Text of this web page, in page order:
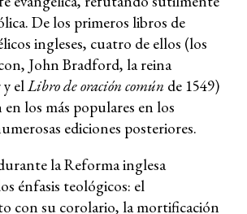
De los primeros libros de
ingleses, cuatro de ellos (los
John Bradford, la reina
y elLibro de oración comúnde 1549)
los más populares en los
ediciones posteriores.
la Reforma inglesa
énfasis teológicos: el
con su corolario, la mortificación